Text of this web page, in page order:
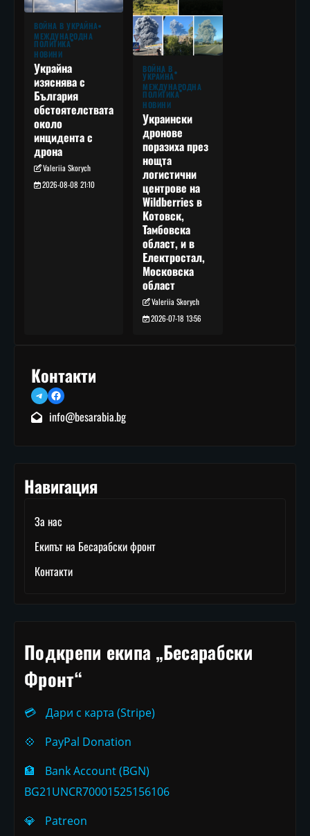
ВОЙНА В УКРАЙНА
МЕЖДУНАРОДНА
ПОЛИТИКА
НОВИНИ
Украйна
изяснява с
България
обстоятелствата
около
инцидента с
дрона
Valeriia Skorych
2026-08-08 21:10
ВОЙНА В
УКРАЙНА
МЕЖДУНАРОДНА
ПОЛИТИКА
НОВИНИ
Украински
дронове
поразиха през
нощта
логистични
центрове на
Wildberries в
Котовск,
Тамбовска
област, и в
Електростал,
Московска
област
Valeriia Skorych
2026-07-18 13:56
Контакти
TelegramFacebook
info@besarabia.bg
Навигация
За нас
Екипът на Бесарабски фронт
Контакти
Подкрепи екипа „Бесарабски
Фронт“
💳
Дари с карта (Stripe)
💠
PayPal Donation
🏦
Bank Account (BGN)
BG21UNCR70001525156106
💎
Patreon